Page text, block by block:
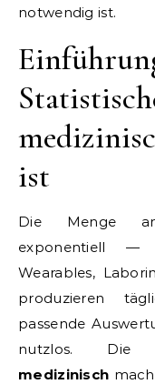
notwendig ist.
ist
Die Menge an
exponentiell —
Wearables,
produzieren
passende
nutzlos.
medizinisch